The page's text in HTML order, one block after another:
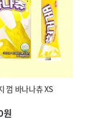
껌 바나나츄 XS
원